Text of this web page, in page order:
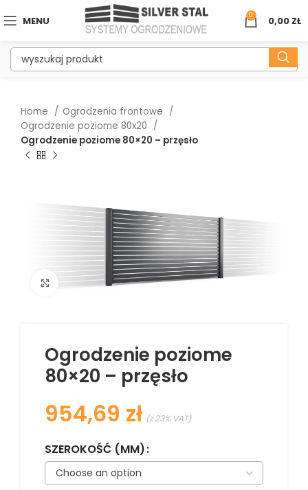
MENU 0 0,00 ZŁ
Home
Ogrodzenia frontowe
Ogrodzenie poziome 80x20
Ogrodzenie poziome 80×20 – przęsło
Kliknij aby powiększyć
Ogrodzenie poziome
80×20 – przęsło
zł
SZEROKOŚĆ (MM)